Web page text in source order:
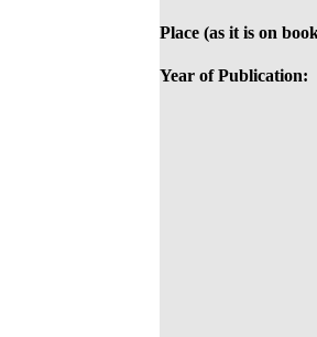
Place (as it is on
Year of Publication: